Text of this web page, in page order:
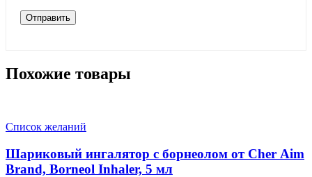
Похожие товары
Список желаний
Шариковый ингалятор с борнеолом от Cher Aim
Brand, Borneol Inhaler, 5 мл